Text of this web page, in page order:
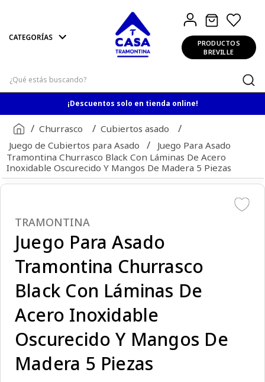
PRODUCTOS
BREVILLE
¡Descuentos solo en tienda online!
Churrasco
Cubiertos asado
Juego de Cubiertos para Asado
Juego Para Asado
Tramontina Churrasco Black Con Láminas De Acero
Inoxidable Oscurecido Y Mangos De Madera 5 Piezas
TRAMONTINA
Juego Para Asado
Tramontina Churrasco
Black Con Láminas De
Acero Inoxidable
Oscurecido Y Mangos De
Madera 5 Piezas